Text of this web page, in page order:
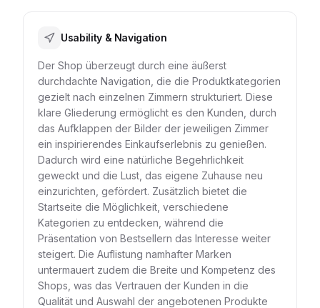
Usability & Navigation
Der Shop überzeugt durch eine äußerst
durchdachte Navigation, die die Produktkategorien
gezielt nach einzelnen Zimmern strukturiert. Diese
klare Gliederung ermöglicht es den Kunden, durch
das Aufklappen der Bilder der jeweiligen Zimmer
ein inspirierendes Einkaufserlebnis zu genießen.
Dadurch wird eine natürliche Begehrlichkeit
geweckt und die Lust, das eigene Zuhause neu
einzurichten, gefördert. Zusätzlich bietet die
Startseite die Möglichkeit, verschiedene
Kategorien zu entdecken, während die
Präsentation von Bestsellern das Interesse weiter
steigert. Die Auflistung namhafter Marken
untermauert zudem die Breite und Kompetenz des
Shops, was das Vertrauen der Kunden in die
Qualität und Auswahl der angebotenen Produkte